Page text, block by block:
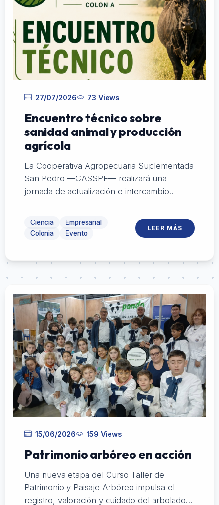
27/07/2026 73 Views
Encuentro técnico sobre
sanidad animal y producción
agrícola
La Cooperativa Agropecuaria Suplementada
San Pedro —CASSPE— realizará una
jornada de actualización e intercambio
exposiciones sobre sanidad animal, cultivos,
nutrición y manejo productivo.
Ciencia
Empresarial
Colonia
Evento
LEER MÁS
15/06/2026 159 Views
Patrimonio arbóreo en acción
Una nueva etapa del Curso Taller de
Patrimonio y Paisaje Arbóreo impulsa el
registro, valoración y cuidado del arbolado